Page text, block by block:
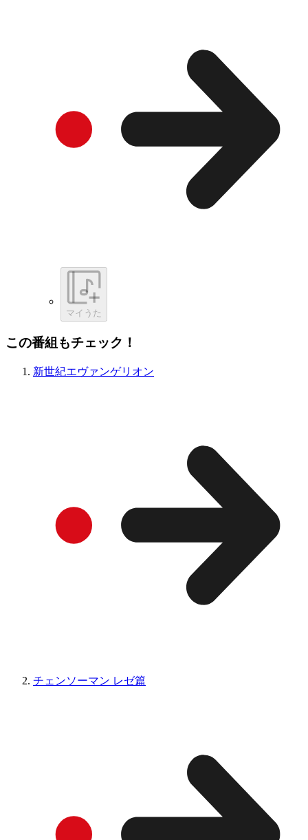
マイうた
この番組もチェック！
新世紀エヴァンゲリオン
チェンソーマン レゼ篇